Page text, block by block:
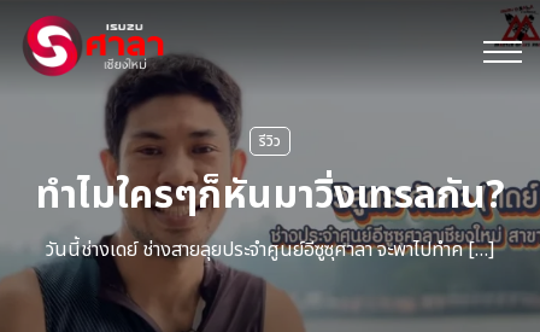
รีวิว
ทำไมใครๆก็หันมาวิ่งเทรลกัน?
วันนี้ช่างเดย์ ช่างสายลุยประจำศูนย์อีซูซุศาลา จะพาไปทำค […]